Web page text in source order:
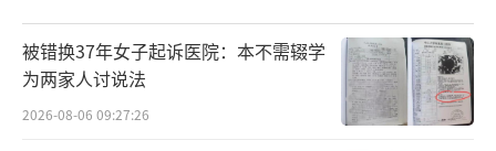
被错换37年女子起诉医院：本不需辍学
为两家人讨说法
2026-08-06 09:27:26